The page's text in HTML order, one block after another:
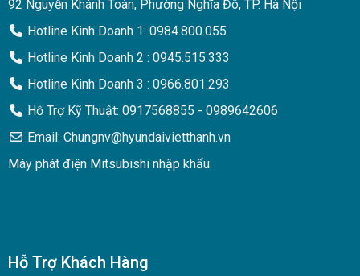
92 Nguyễn Khánh Toàn, Phường Nghĩa Đô, TP. Hà Nội
Hotline Kinh Doanh 1: 0984.800.055
Hotline Kinh Doanh 2 : 0945.515.333
Hotline Kinh Doanh 3 : 0966.801.293
Hỗ Trợ Kỹ Thuật: 0917568855 - 0989642606
Email: Chungnv@hyundaivietthanh.vn
Máy phát điện Mitsubishi nhập khẩu
Hỗ Trợ Khách Hàng